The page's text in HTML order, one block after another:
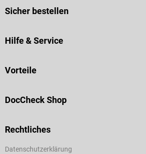
Sicher bestellen
Hilfe & Service
Vorteile
DocCheck Shop
Rechtliches
Datenschutzerklärung